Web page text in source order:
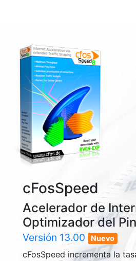
cFosSpeed
Acelerador de
Optimizador del
Versión 13.00 Nuevo
cFosSpeed incrementa la